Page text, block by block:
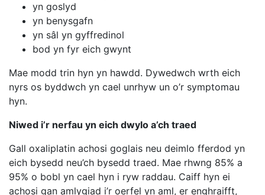
yn goslyd
yn benysgafn
yn sâl yn gyffredinol
bod yn fyr eich gwynt
Mae modd trin hyn yn hawdd. Dywedwch wrth eich
nyrs os byddwch yn cael unrhyw un o’r symptomau
hyn.
Niwed i’r nerfau yn eich dwylo a’ch traed
Gall oxaliplatin achosi goglais neu deimlo fferdod yn
eich bysedd neu’ch bysedd traed. Mae rhwng 85% a
95% o bobl yn cael hyn i ryw raddau. Caiff hyn ei
achosi gan amlygiad i’r oerfel yn aml, er enghraifft,